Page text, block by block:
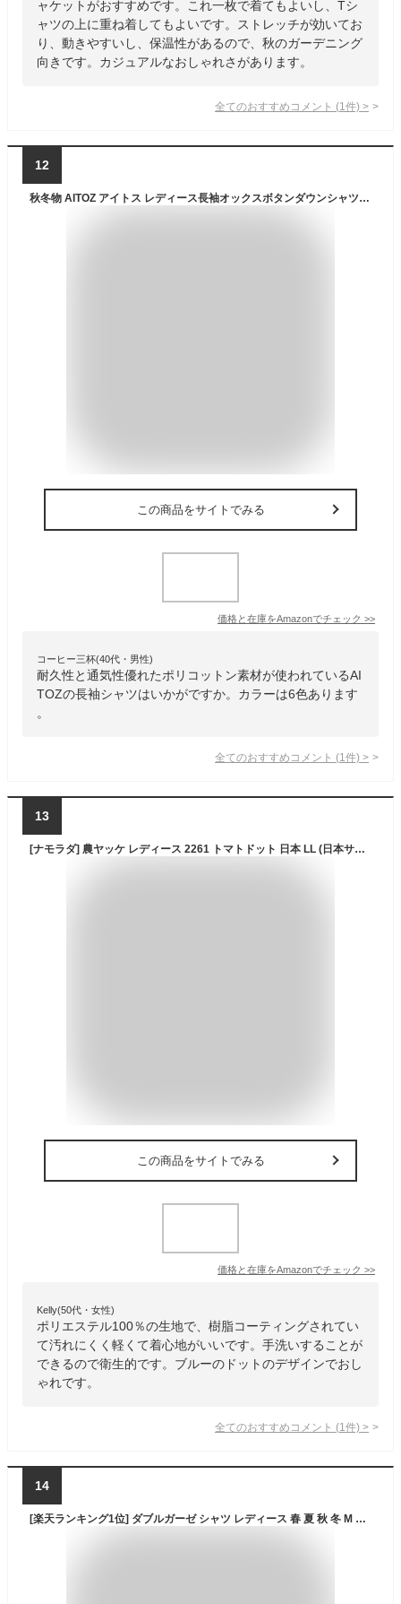
ャケットがおすすめです。これ一枚で着てもよいし、Tシ
ャツの上に重ね着してもよいです。ストレッチが効いてお
り、動きやすいし、保温性があるので、秋のガーデニング
向きです。カジュアルなおしゃれさがあります。
全てのおすすめコメント (1 件) >
12
秋冬物 AITOZ アイトス レディース長袖オックスボタンダウンシャツ AZ-7871 001ホワイト M
この商品をサイトでみる
価格と在庫をAmazonでチェック >>
コーヒー三杯(40代・男性)
耐久性と通気性優れたポリコットン素材が使われているAI
TOZの長袖シャツはいかがですか。カラーは6色あります
。
全てのおすすめコメント (1 件) >
13
[ナモラダ] 農ヤッケ レディース 2261 トマトドット 日本 LL (日本サイズXL相当)
この商品をサイトでみる
価格と在庫をAmazonでチェック >>
Kelly(50代・女性)
ポリエステル100％の生地で、樹脂コーティングされてい
て汚れにくく軽くて着心地がいいです。手洗いすることが
できるので衛生的です。ブルーのドットのデザインでおし
ゃれです。
全てのおすすめコメント (1 件) >
14
[楽天ランキング1位] ダブルガーゼ シャツ レディース 春 夏 秋 冬 M L XL 2XL 綿シャツ 綿 ブラウス 長袖 シャツ 2重ガーゼ 綿 コットン 通気性 膨らみ 無地 ホワイト ブラック グリーン ネイビー ワイン オーカー ブラウン レッド 10カラー